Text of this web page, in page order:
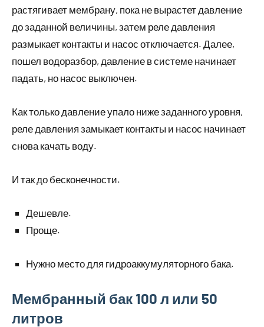
растягивает мембрану, пока не вырастет давление
до заданной величины, затем реле давления
размыкает контакты и насос отключается. Далее,
пошел водоразбор, давление в системе начинает
падать, но насос выключен.
Как только давление упало ниже заданного уровня,
реле давления замыкает контакты и насос начинает
снова качать воду.
И так до бесконечности.
Дешевле.
Проще.
Нужно место для гидроаккумуляторного бака.
Мембранный бак 100 л или 50
литров